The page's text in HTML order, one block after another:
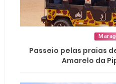
Passeio pelas praias
Amarelo da